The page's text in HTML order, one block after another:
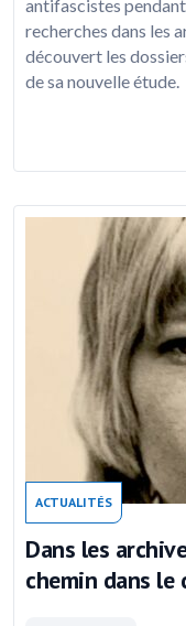
antifascistes pendant
recherches dans les
découvert les
de sa nouvelle étude.
ACTUALITÉS
Dans les
chemin dans le